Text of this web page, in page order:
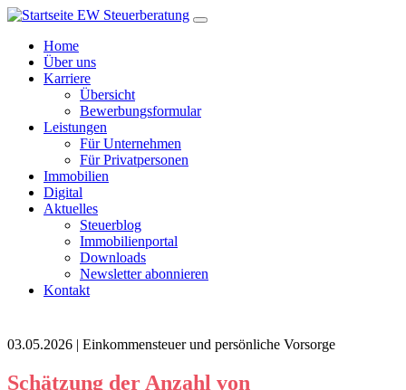
Home
Über uns
Karriere
Übersicht
Bewerbungsformular
Leistungen
Für Unternehmen
Für Privatpersonen
Immobilien
Digital
Aktuelles
Steuerblog
Immobilienportal
Downloads
Newsletter abonnieren
Kontakt
03.05.2026 | Einkommensteuer und persönliche Vorsorge
Schätzung der Anzahl von